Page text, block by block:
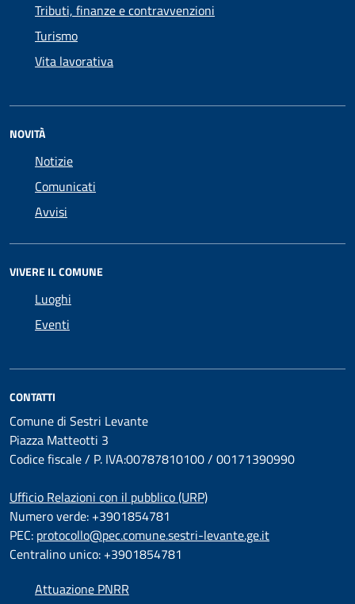
Tributi, finanze e contravvenzioni
Turismo
Vita lavorativa
NOVITÀ
Notizie
Comunicati
Avvisi
VIVERE IL COMUNE
Luoghi
Eventi
CONTATTI
Comune di Sestri Levante
Piazza Matteotti 3
Codice fiscale / P. IVA:00787810100 / 00171390990
Ufficio Relazioni con il pubblico (URP)
Numero verde: +3901854781
PEC: protocollo@pec.comune.sestri-levante.ge.it
Centralino unico: +3901854781
Attuazione PNRR